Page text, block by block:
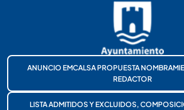
ANUNCIO EMCALSA PROPUESTA
REDACTOR
LISTA ADMITIDOS Y EXCLUIDOS,